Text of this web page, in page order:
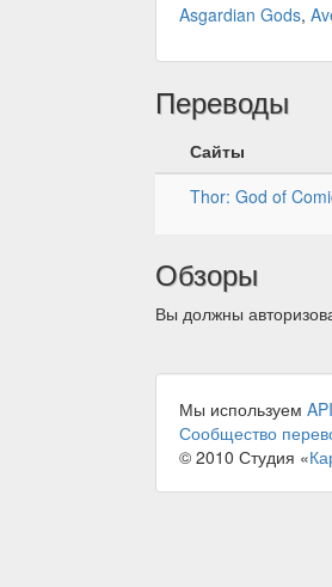
Asgardian Gods,
Переводы
Сайты
Thor: God of
Обзоры
Вы должны
Мы используем
Сообщество
© 2010 Студия «